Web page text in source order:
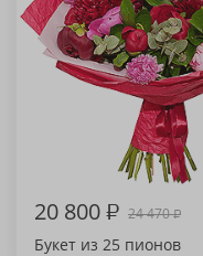
20 800₽ 24 470₽
Букет из 25 пионов